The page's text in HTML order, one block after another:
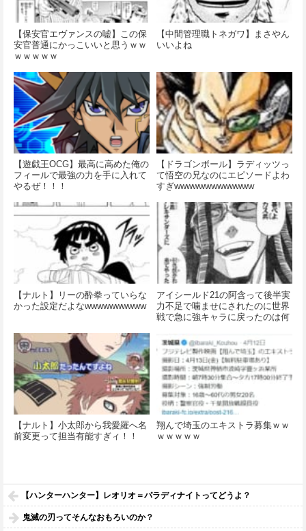
【保安官エヴァンスの嘘】この保
安官普通にかっこいいと思うｗｗ
ｗｗｗｗｗ
【中間管理職トネガワ】まさやん
いいよね
【遊戯王OCG】最高に高めた俺の
フィールで最強の力を手に入れて
やるぜ！！！
【ドラゴンボール】ラディッツっ
て悟空の兄なのにエピソードよわ
すぎwwwwwwwwwwwww
【ナルト】リーの酔拳っていらな
かった設定だよなwwwwwwwwww
アイシールド21の阿含って後半実
力不足で噛ませにされたのに世界
戦で急に強キャラに戻ったのは何
【ナルト】小太郎から我愛羅へ名
前変更って担当有能すぎィ！！
翔んで埼玉のエキストラ募集ｗｗ
ｗｗｗｗｗ
【ハンターハンター】レオリオ＝パラディナイトってどうよ？
鬼滅の刃ってそんなおもろいのか？